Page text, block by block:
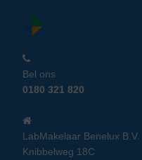
Bel ons
0180 321 820
LabMakelaar Benelux B.V.
Knibbelweg 18C